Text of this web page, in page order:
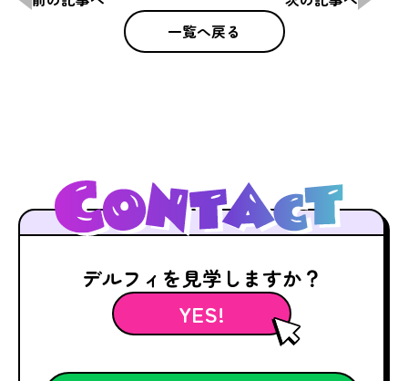
一覧へ戻る
デルフィを見学しますか？
YES!